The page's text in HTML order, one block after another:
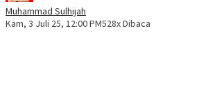
Muhammad Sulhijah
Kam, 3 Juli 25, 12:00 PM528x Dibaca